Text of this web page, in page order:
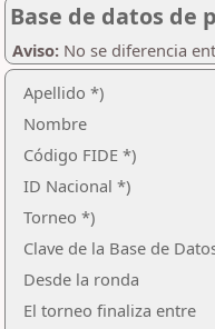
Base de datos de
Aviso: No se diferencia
Apellido *)
Nombre
Código FIDE *)
ID Nacional *)
Torneo *)
Clave de la Base de
Desde la ronda
El torneo finaliza entre